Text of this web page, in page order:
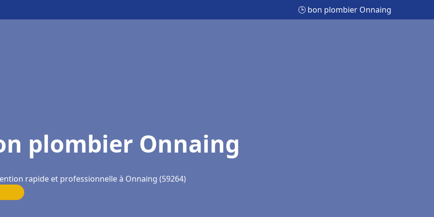
🕒 bon plombier Onnaing
plombier Onnaing
rapide et professionnelle à Onnaing (59264)